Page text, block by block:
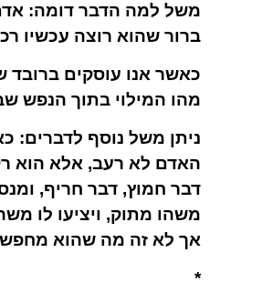
משל למה הדבר דומה:
ברור שהוא רוצה עכשיו
כאשר אנו עוסקים ברובד
מהו המילוי בתוך הנפש
ניתן משל נוסף לדברים:
האדם לא רעב, אלא הוא
דבר חמוץ, דבר חריף,
משהו מתוק, ויציעו לו
אך לא זה מה שהוא מחפש
*